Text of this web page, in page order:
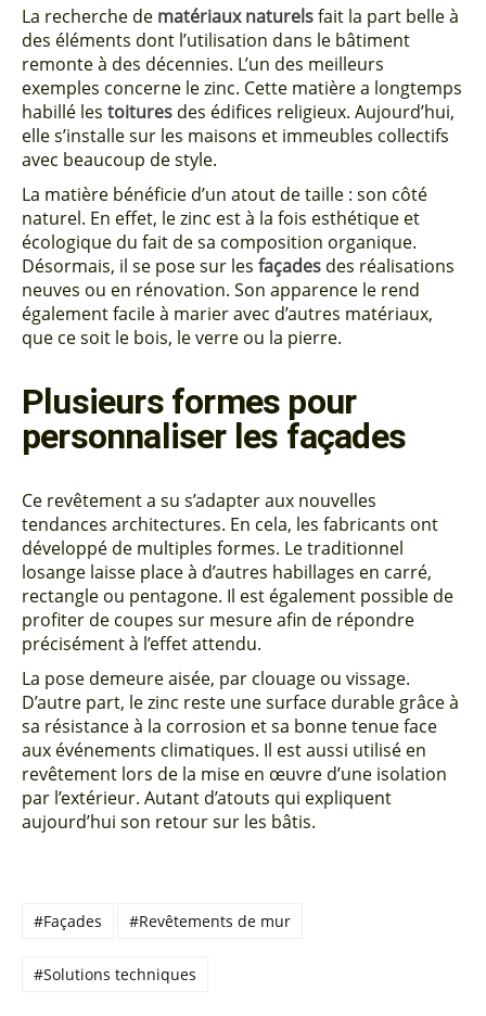
La recherche de matériaux naturelsfait la part belle à
des éléments dont l’utilisation dans le bâtiment
remonte à des décennies. L’un des meilleurs
exemples concerne le zinc. Cette matière a longtemps
habillé les toitures des édifices religieux. Aujourd’hui,
elle s’installe sur les maisons et immeubles collectifs
avec beaucoup de style.
La matière bénéficie d’un atout de taille : son côté
naturel. En effet, le zinc est à la fois esthétique et
écologique du fait de sa composition organique.
Désormais, il se pose sur les façades des réalisations
neuves ou en rénovation. Son apparence le rend
également facile à marier avec d’autres matériaux,
que ce soit le bois, le verre ou la pierre.
Plusieurs formes pour
personnaliser les façades
Ce revêtement a su s’adapter aux nouvelles
tendances architectures. En cela, les fabricants ont
développé de multiples formes. Le traditionnel
losange laisse place à d’autres habillages en carré,
rectangle ou pentagone. Il est également possible de
profiter de coupes sur mesure afin de répondre
précisément à l’effet attendu.
La pose demeure aisée, par clouage ou vissage.
D’autre part, le zinc reste une surface durable grâce à
sa résistance à la corrosion et sa bonne tenue face
aux événements climatiques. Il est aussi utilisé en
revêtement lors de la mise en œuvre d’une isolation
par l’extérieur. Autant d’atouts qui expliquent
aujourd’hui son retour sur les bâtis.
#Façades #Revêtements de mur
#Solutions techniques